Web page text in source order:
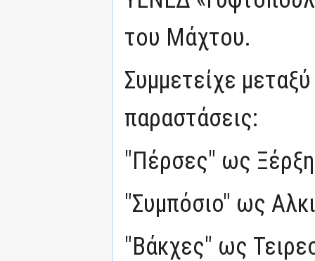
του Μάχτου.
Συμμετείχε
παραστάσεις:
"Πέρσες" ως
"Συμπόσιο" ως
"Βάκχες" ως